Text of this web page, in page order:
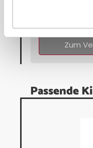
Zum
Passende